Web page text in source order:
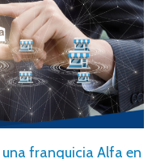
franquicia Alfa en